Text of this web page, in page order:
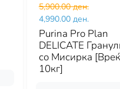
5,900.00 ден.
4,990.00 ден.
Purina Pro Plan
DELICATE
со Мисирка
10кг]